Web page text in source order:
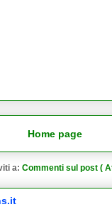
Home page
a: Commenti sul post (